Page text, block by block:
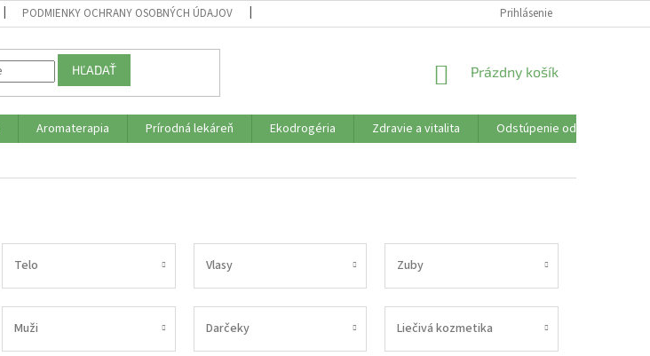
PODMIENKY OCHRANY OSOBNÝCH ÚDAJOV DOPRAVA PLATBA
Prihlásenie
HĽADAŤ
NÁKUPNÝ
Prázdny košík
Aromaterapia Prírodná lekáreň Ekodrogéria Zdravie a vitalita
Odstúpenie od zmluvy
Telo Vlasy Zuby
Muži Darčeky Liečivá kozmetika